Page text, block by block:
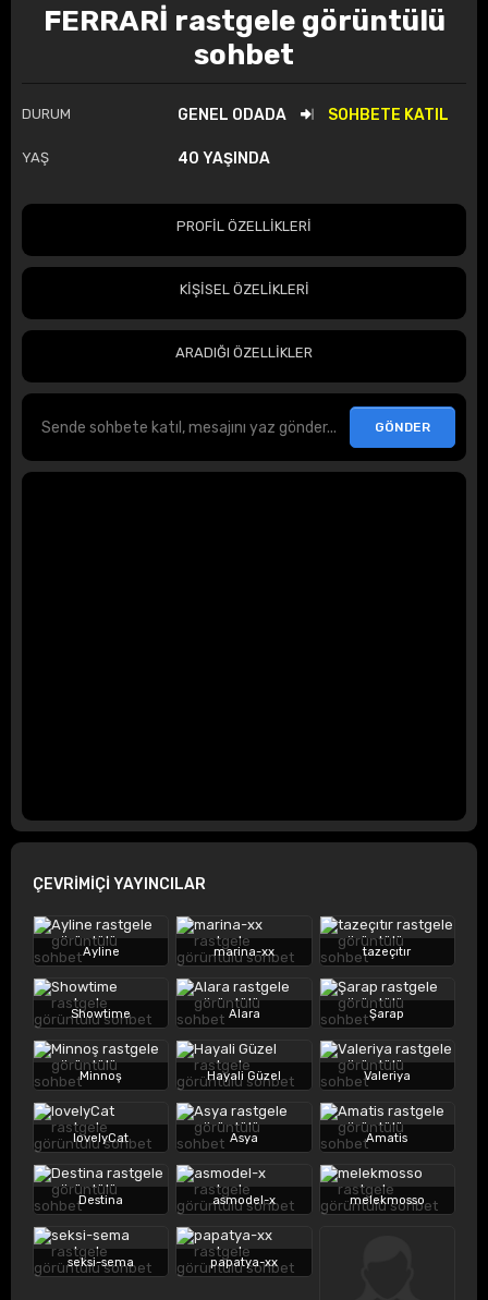
FERRARİ rastgele görüntülü
sohbet
DURUM GENEL ODADA SOHBETE KATIL
YAŞ 40 YAŞINDA
PROFİL ÖZELLİKLERİ
KİŞİSEL ÖZELİKLERİ
ARADIĞI ÖZELLİKLER
ÇEVRİMİÇİ YAYINCILAR
Ayline marina-xx tazeçıtır
Showtime Alara Şarap
Minnoş Hayali Güzel Valeriya
lovelyCat Asya Amatis
Destina asmodel-x melekmosso
seksi-sema papatya-xx